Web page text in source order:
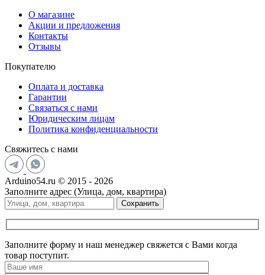
О магазине
Акции и предложения
Контакты
Отзывы
Покупателю
Оплата и доставка
Гарантии
Связаться с нами
Юридическим лицам
Политика конфиденциальности
Свяжитесь с нами
Arduino54.ru © 2015 - 2026
Заполните адрес (Улица, дом, квартира)
Сохранить
Заполните форму и наш менеджер свяжется с Вами когда
товар поступит.